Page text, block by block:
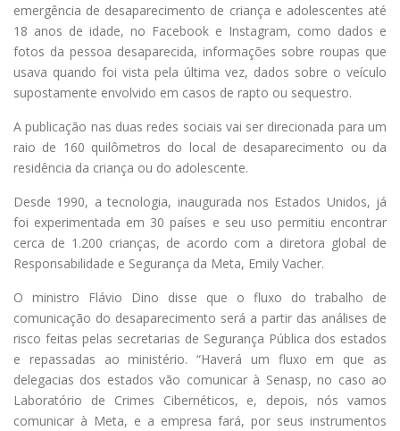
emergência de desaparecimento de criança e adolescentes até
18 anos de idade, no Facebook e Instagram, como dados e
fotos da pessoa desaparecida, informações sobre roupas que
usava quando foi vista pela última vez, dados sobre o veículo
supostamente envolvido em casos de rapto ou sequestro.
A publicação nas duas redes sociais vai ser direcionada para um
raio de 160 quilômetros do local de desaparecimento ou da
residência da criança ou do adolescente.
Desde 1990, a tecnologia, inaugurada nos Estados Unidos, já
foi experimentada em 30 países e seu uso permitiu encontrar
cerca de 1.200 crianças, de acordo com a diretora global de
Responsabilidade e Segurança da Meta, Emily Vacher.
O ministro Flávio Dino disse que o fluxo do trabalho de
comunicação do desaparecimento será a partir das análises de
risco feitas pelas secretarias de Segurança Pública dos estados
e repassadas ao ministério. “Haverá um fluxo em que as
delegacias dos estados vão comunicar à Senasp, no caso ao
Laboratório de Crimes Cibernéticos, e, depois, nós vamos
comunicar à Meta, e a empresa fará, por seus instrumentos